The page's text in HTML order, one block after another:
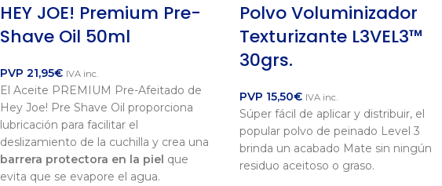
HEY JOE! Premium Pre-
Shave Oil 50ml
PVP 21,95€ IVA inc.
El Aceite PREMIUM Pre-Afeitado de
Hey Joe! Pre Shave Oil proporciona
lubricación para facilitar el
deslizamiento de la cuchilla y crea una
barrera protectora en la piel que
evita que se evapore el agua.
Polvo Voluminizador
Texturizante L3VEL3™
30grs.
PVP 15,50€ IVA inc.
Súper fácil de aplicar y distribuir, el
popular polvo de peinado Level 3
brinda un acabado Mate sin ningún
residuo aceitoso o graso.